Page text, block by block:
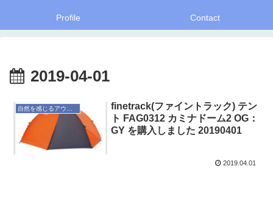
Profile Contact
2019-04-01
finetrack(ファイントラック) テン
ト FAG0312 カミナドーム2 OG：
GY を購入しました 20190401
2019.04.01